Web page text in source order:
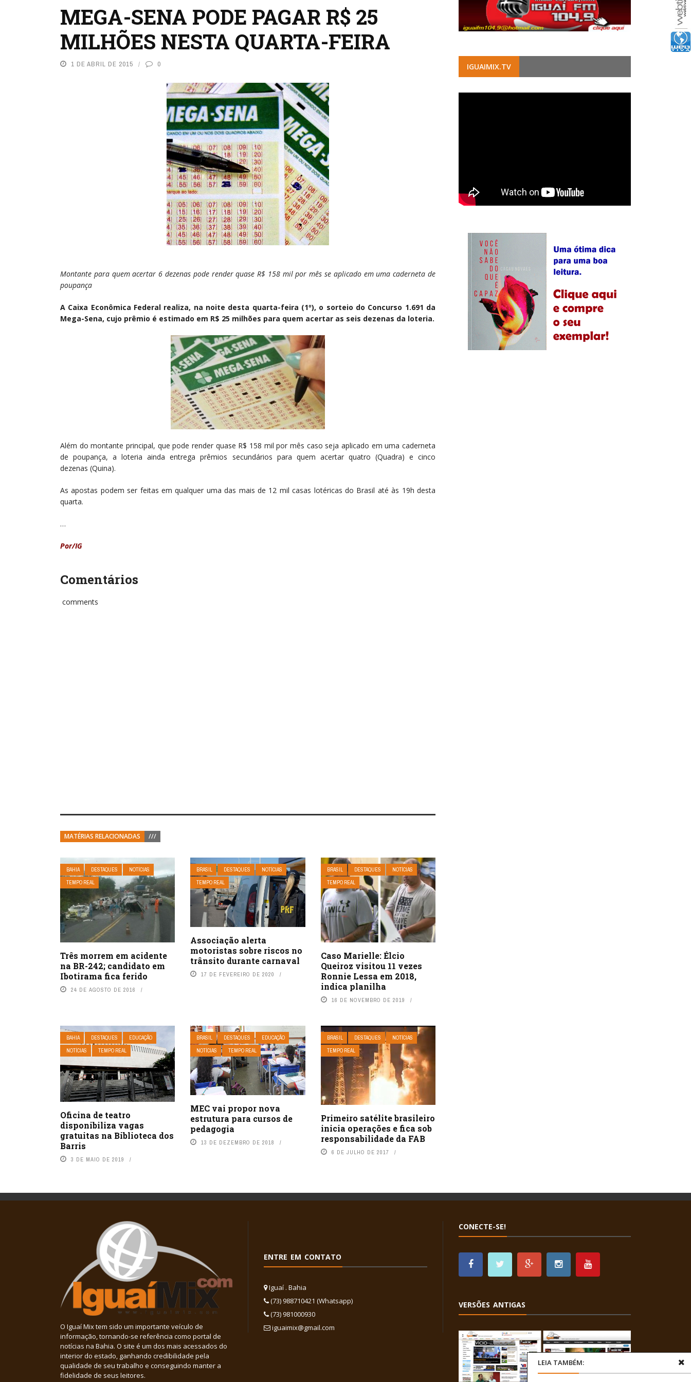
MEGA-SENA PODE PAGAR R$ 25
MILHÕES NESTA QUARTA-FEIRA
1 DE ABRIL DE 2015 0
Montante para quem acertar 6 dezenas pode render quase R$ 158 mil por mês se aplicado em uma caderneta de
poupança
A Caixa Econômica Federal realiza, na noite desta quarta-feira (1º), o sorteio do Concurso 1.691 da
Mega-Sena, cujo prêmio é estimado em R$ 25 milhões para quem acertar as seis dezenas da loteria.
Além do montante principal, que pode render quase R$ 158 mil por mês caso seja aplicado em uma caderneta
de poupança, a loteria ainda entrega prêmios secundários para quem acertar quatro (Quadra) e cinco
dezenas (Quina).
As apostas podem ser feitas em qualquer uma das mais de 12 mil casas lotéricas do Brasil até às 19h desta
quarta.
…
Por/IG
Comentários
comments
MATÉRIAS RELACIONADAS ///
BAHIA DESTAQUES
NOTÍCIAS
TEMPO REAL
Três morrem em acidente
na BR-242; candidato em
Ibotirama fica ferido
24 DE AGOSTO DE 2016
BRASIL DESTAQUES
NOTÍCIAS
TEMPO REAL
Associação alerta
motoristas sobre riscos no
trânsito durante carnaval
17 DE FEVEREIRO DE 2020
BRASIL DESTAQUES
NOTÍCIAS
TEMPO REAL
Caso Marielle: Élcio
Queiroz visitou 11 vezes
Ronnie Lessa em 2018,
indica planilha
16 DE NOVEMBRO DE 2019
BAHIA DESTAQUES
EDUCAÇÃO
NOTÍCIAS
TEMPO REAL
Oficina de teatro
disponibiliza vagas
gratuitas na Biblioteca dos
Barris
3 DE MAIO DE 2019
BRASIL DESTAQUES
EDUCAÇÃO
NOTÍCIAS
TEMPO REAL
MEC vai propor nova
estrutura para cursos de
pedagogia
13 DE DEZEMBRO DE 2018
BRASIL DESTAQUES
NOTÍCIAS
TEMPO REAL
Primeiro satélite brasileiro
inicia operações e fica sob
responsabilidade da FAB
6 DE JULHO DE 2017
LEIA TAMBÉM:
IGUAIMIX.TV
O Iguaí Mix tem sido um importante veículo de
informação, tornando-se referência como portal de
notícias na Bahia. O site é um dos mais acessados do
interior do estado, ganhando credibilidade pela
qualidade de seu trabalho e conseguindo manter a
fidelidade de seus leitores.
ENTRE EM CONTATO
Iguaí . Bahia
(73) 988710421 (Whatsapp)
(73) 981000930
iguaimix@gmail.com
CONECTE-SE!
VERSÕES ANTIGAS